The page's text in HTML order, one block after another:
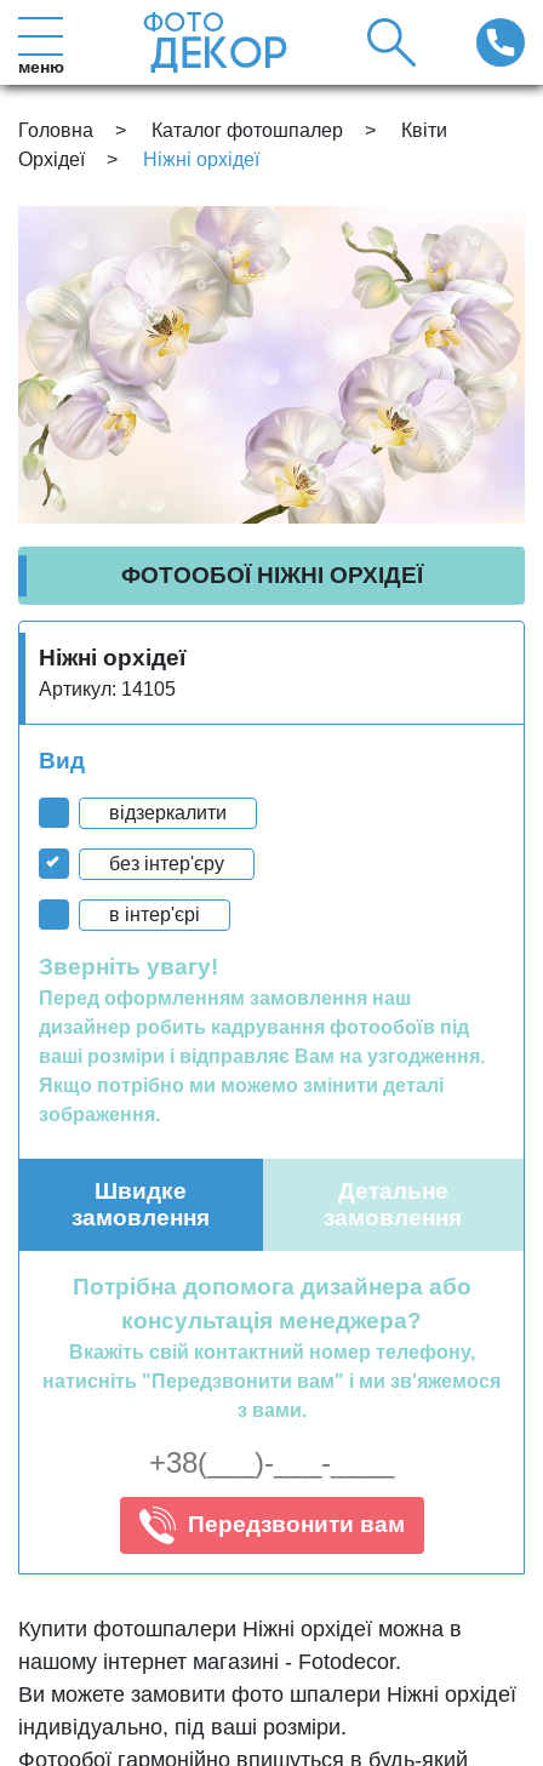
меню
Головна Каталог фотошпалер
Квіти
Орхідеї
Ніжні орхідеї
ФОТООБОЇ НІЖНІ ОРХІДЕЇ
Ніжні орхідеї
Артикул: 14105
Вид
відзеркалити
без інтер'єру
в інтер'єрі
Зверніть увагу!
Перед оформленням замовлення наш
дизайнер робить кадрування фотообоїв під
ваші розміри і відправляє Вам на узгодження.
Якщо потрібно ми можемо змінити деталі
зображення.
Швидке
замовлення
Детальне
замовлення
Потрібна допомога дизайнера або
консультація менеджера?
Вкажіть свій контактний номер телефону,
натисніть "Передзвонити вам" і ми зв'яжемося
з вами.
Передзвонити вам
Купити фотошпалери Ніжні орхідеї можна в
нашому інтернет магазині - Fotodecor.
Ви можете замовити фото шпалери Ніжні орхідеї
індивідуально, під ваші розміри.
Фотообої гармонійно впишуться в будь-який